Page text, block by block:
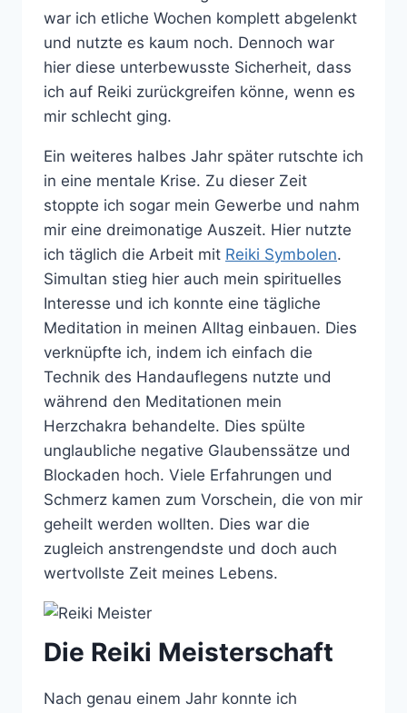
war ich etliche Wochen komplett abgelenkt
und nutzte es kaum noch. Dennoch war
hier diese unterbewusste Sicherheit, dass
ich auf Reiki zurückgreifen könne, wenn es
mir schlecht ging.
Ein weiteres halbes Jahr später rutschte ich
in eine mentale Krise. Zu dieser Zeit
stoppte ich sogar mein Gewerbe und nahm
mir eine dreimonatige Auszeit. Hier nutzte
ich täglich die Arbeit mit Reiki Symbolen.
Simultan stieg hier auch mein spirituelles
Interesse und ich konnte eine tägliche
Meditation in meinen Alltag einbauen. Dies
verknüpfte ich, indem ich einfach die
Technik des Handauflegens nutzte und
während den Meditationen mein
Herzchakra behandelte. Dies spülte
unglaubliche negative Glaubenssätze und
Blockaden hoch. Viele Erfahrungen und
Schmerz kamen zum Vorschein, die von mir
geheilt werden wollten. Dies war die
zugleich anstrengendste und doch auch
wertvollste Zeit meines Lebens.
Die Reiki Meisterschaft
Nach genau einem Jahr konnte ich